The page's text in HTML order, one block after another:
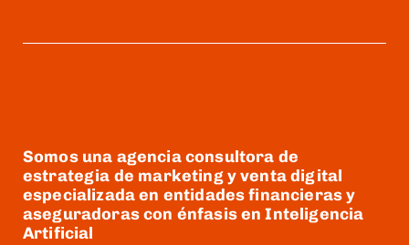
Somos una agencia consultora de
estrategia de marketing y venta digital
especializada en entidades financieras y
aseguradoras con énfasis en Inteligencia
Artificial